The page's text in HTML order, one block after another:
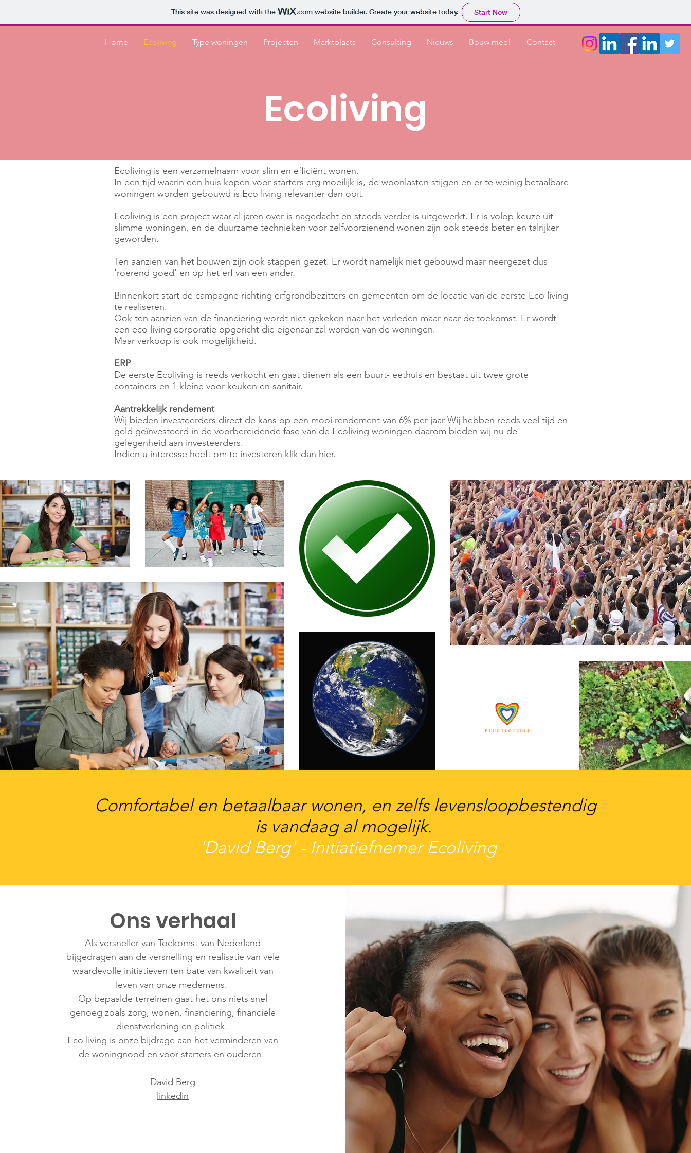
This site was designed with the .comwebsite builder. Create your website today. Start Now
Home Ecoliving Type woningen Projecten Marktplaats Consulting Nieuws Bouw mee! Contact
Ecoliving
Ecoliving is een verzamelnaam voor slim en efficiënt wonen.
In een tijd waarin een huis kopen voor starters erg moeilijk is, de woonlasten stijgen en er te weinig betaalbare
woningen worden gebouwd is Eco living relevanter dan ooit.
Ecoliving is een project waar al jaren over is nagedacht en steeds verder is uitgewerkt. Er is volop keuze uit
slimme woningen, en de duurzame technieken voor zelfvoorzienend wonen zijn ook steeds beter en talrijker
geworden.
Ten aanzien van het bouwen zijn ook stappen gezet. Er wordt namelijk niet gebouwd maar neergezet dus
'roerend goed' en op het erf van een ander.
Binnenkort start de campagne richting erfgrondbezitters en gemeenten om de locatie van de eerste Eco living
te realiseren.
Ook ten aanzien van de financiering wordt niet gekeken naar het verleden maar naar de toekomst. Er wordt
een eco living corporatie opgericht die eigenaar zal worden van de woningen.
Maar verkoop is ook mogelijkheid.
ERP
De eerste Ecoliving is reeds verkocht en gaat dienen als een buurt- eethuis en bestaat uit twee grote
containers en 1 kleine voor keuken en sanitair.
Aantrekkelijk rendement
Wij bieden investeerders direct de kans op een mooi rendement van 6% per jaar Wij hebben reeds veel tijd en
geld geïnvesteerd in de voorbereidende fase van de Ecoliving woningen daarom bieden wij nu de
gelegenheid aan investeerders.
Indien u interesse heeft om te investeren klik dan hier.
Comfortabel en betaalbaar wonen, en zelfs levensloopbestendig
is vandaag al mogelijk.
'David Berg' - Initiatiefnemer Ecoliving
Ons verhaal
Als versneller van Toekomst van Nederland
bijgedragen aan de versnelling en realisatie van vele
waardevolle initiatieven ten bate van kwaliteit van
leven van onze medemens.
Op bepaalde terreinen gaat het ons niets snel
genoeg zoals zorg, wonen, financiering, financiele
dienstverlening en politiek.
Eco living is onze bijdrage aan het verminderen van
de woningnood en voor starters en ouderen.
David Berg
linkedin